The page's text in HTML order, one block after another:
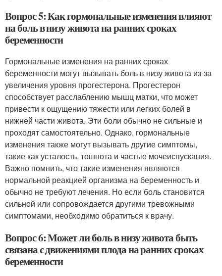
Вопрос 5: Как гормональные изменения влияют
на боль в низу живота на ранних сроках
беременности
Гормональные изменения на ранних сроках
беременности могут вызывать боль в низу живота из-за
увеличения уровня прогестерона. Прогестерон
способствует расслаблению мышц матки, что может
привести к ощущению тяжести или легких болей в
нижней части живота. Эти боли обычно не сильные и
проходят самостоятельно. Однако, гормональные
изменения также могут вызывать другие симптомы,
такие как усталость, тошнота и частые мочеиспускания.
Важно помнить, что такие изменения являются
нормальной реакцией организма на беременность и
обычно не требуют лечения. Но если боль становится
сильной или сопровождается другими тревожными
симптомами, необходимо обратиться к врачу.
Вопрос 6: Может ли боль в низу живота быть
связана с движениями плода на ранних сроках
беременности